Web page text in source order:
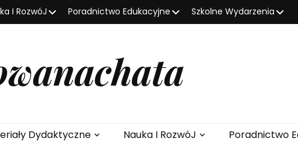
I RozwóJ Poradnictwo Edukacyjne Szkolne Wydarzenia
Dydaktyczne Nauka I RozwóJ
Poradnictwo